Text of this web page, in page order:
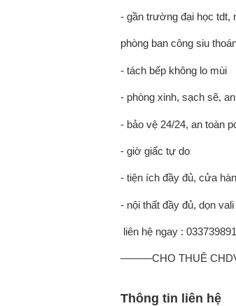
- gần trường đại học tdt,
phòng ban công siu
- tách bếp không lo mùi
- phòng xinh, sạch sẽ,
- bảo vệ 24/24, an toàn
- giờ giấc tự do
- tiện ích đầy đủ, cửa
- nội thất đầy đủ, dọn
liên hệ ngay :
———CHO THUÊ
Thông tin liên hệ